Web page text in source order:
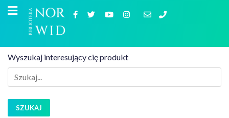
Wyszukaj interesujący cię produkt
SZUKAJ